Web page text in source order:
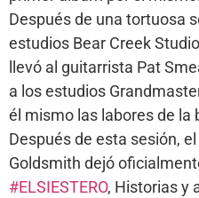
Después de una tortuosa
estudios Bear Creek
llevó al guitarrista Pat
a los estudios
él mismo las labores de la
Después de esta sesión,
Goldsmith dejó
#ELSIESTERO, Historias y